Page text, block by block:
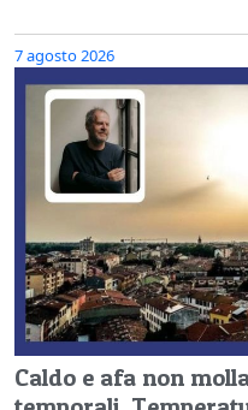
7 agosto 2026
Caldo e afa non